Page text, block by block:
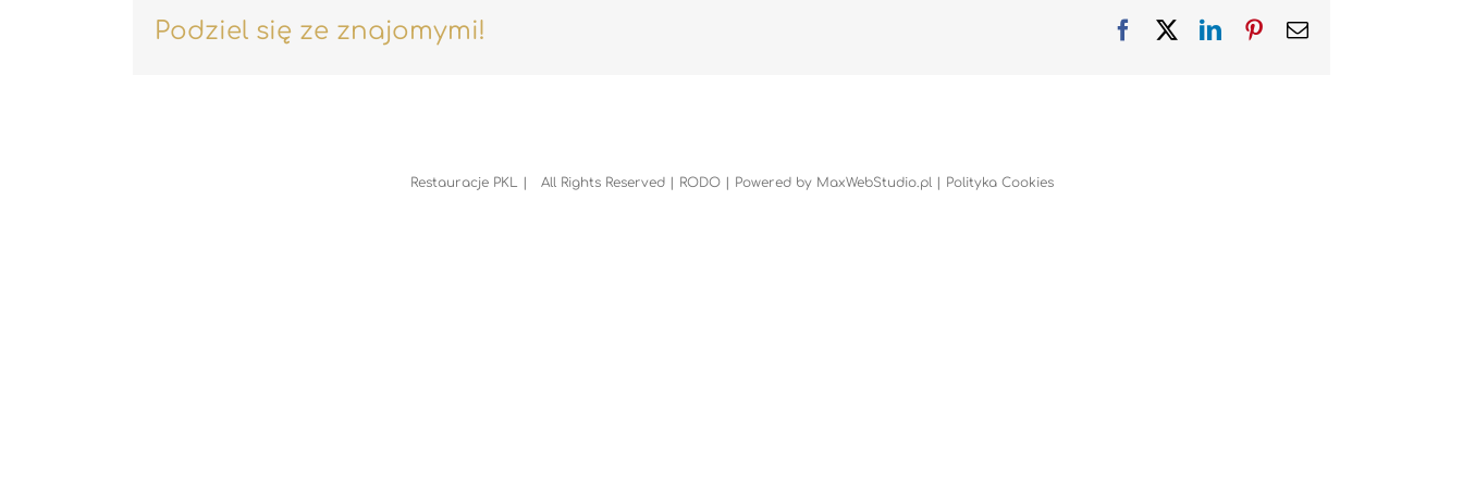
Podziel się ze znajomymi! FacebookLinkedInPinterest
Email
Restauracje PKL | All Rights Reserved | RODO| Powered by MaxWebStudio.pl | Polityka Cookies